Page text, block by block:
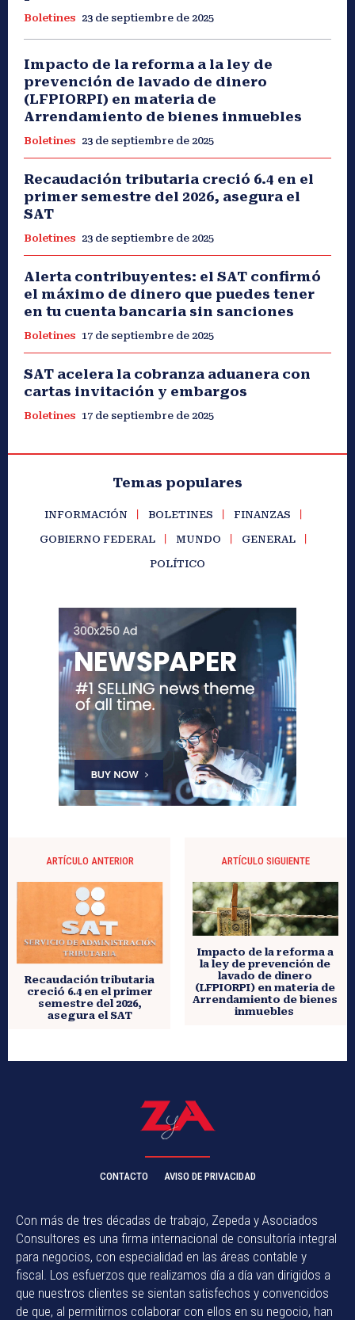
Boletines 23 de septiembre de 2025
Impacto de la reforma a la ley de
prevención de lavado de dinero
(LFPIORPI) en materia de
Arrendamiento de bienes inmuebles
Boletines 23 de septiembre de 2025
Recaudación tributaria creció 6.4 en el
primer semestre del 2026, asegura el
SAT
Boletines 23 de septiembre de 2025
Alerta contribuyentes: el SAT confirmó
el máximo de dinero que puedes tener
en tu cuenta bancaria sin sanciones
Boletines 17 de septiembre de 2025
SAT acelera la cobranza aduanera con
cartas invitación y embargos
Boletines 17 de septiembre de 2025
Temas populares
INFORMACIÓN BOLETINES FINANZAS
GOBIERNO FEDERAL MUNDO GENERAL
POLÍTICO
ARTÍCULO ANTERIOR
Recaudación tributaria
creció 6.4 en el primer
semestre del 2026,
asegura el SAT
ARTÍCULO SIGUIENTE
Impacto de la reforma a
la ley de prevención de
lavado de dinero
(LFPIORPI) en materia de
Arrendamiento de bienes
inmuebles
CONTACTO AVISO DE PRIVACIDAD
Con más de tres décadas de trabajo, Zepeda y Asociados
Consultores es una firma internacional de consultoría integral
para negocios, con especialidad en las áreas contable y
fiscal. Los esfuerzos que realizamos día a día van dirigidos a
que nuestros clientes se sientan satisfechos y convencidos
de que, al permitirnos colaborar con ellos en su negocio, han